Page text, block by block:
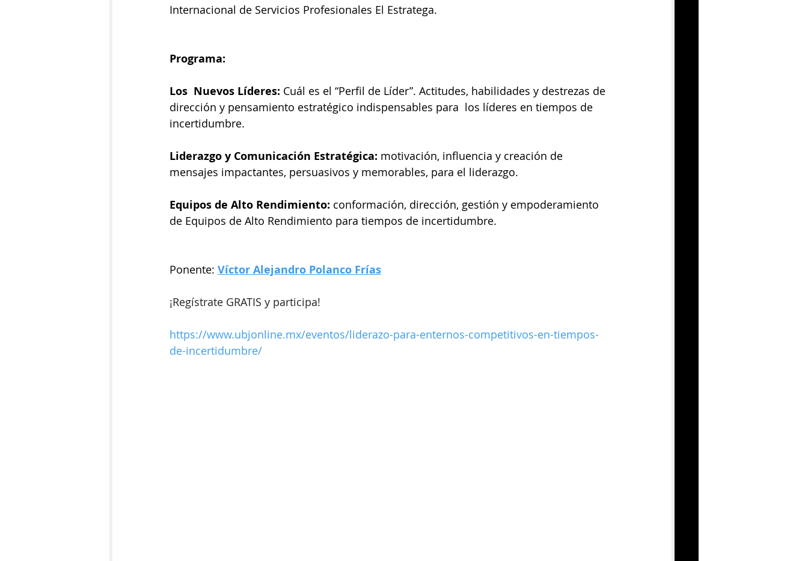
Internacional de Servicios Profesionales El Estratega.
Programa:
Los  Nuevos Líderes: Cuál es el “Perfil de Líder”. Actitudes, habilidades y destrezas de
dirección y pensamiento estratégico indispensables para  los líderes en tiempos de
incertidumbre.
Liderazgo y Comunicación Estratégica: motivación, influencia y creación de
mensajes impactantes, persuasivos y memorables, para el liderazgo.
Equipos de Alto Rendimiento: conformación, dirección, gestión y empoderamiento
de Equipos de Alto Rendimiento para tiempos de incertidumbre.
Ponente: Víctor Alejandro Polanco Frías
¡Regístrate GRATIS y participa!
https://www.ubjonline.mx/eventos/liderazo-para-enternos-competitivos-en-tiempos-
de-incertidumbre/